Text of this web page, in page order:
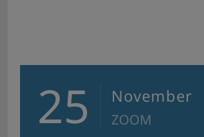
25 November
ZOOM